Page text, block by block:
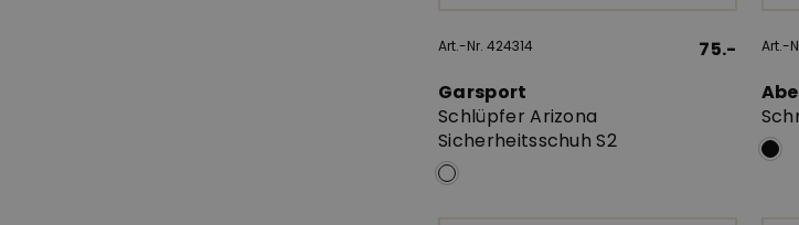
Art.-Nr. 424314
75.-
Garsport
Schlüpfer Arizona
Sicherheitsschuh S2
Art.-